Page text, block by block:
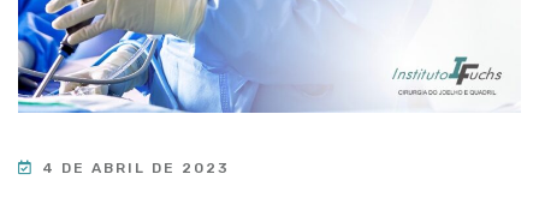
4 DE ABRIL DE 2023